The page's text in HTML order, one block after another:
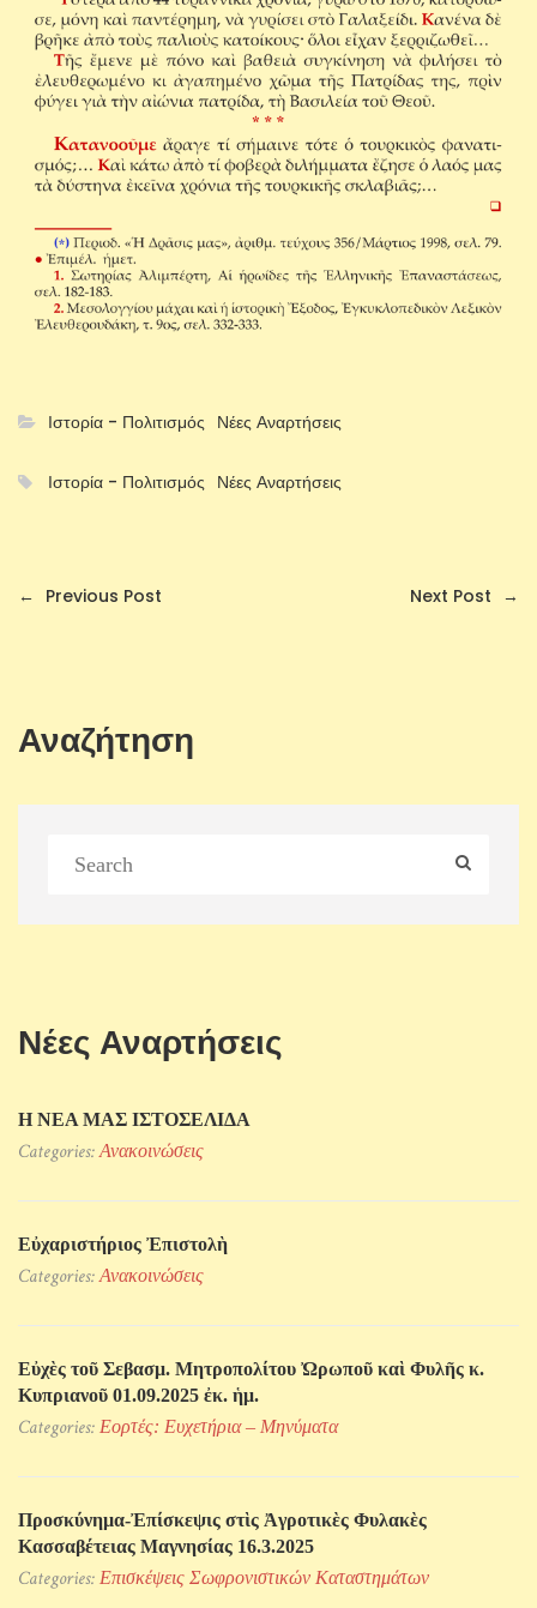
Ιστορία - Πολιτισμός Νέες Αναρτήσεις
Ιστορία - Πολιτισμός Νέες Αναρτήσεις
← Previous Post Next Post →
Αναζήτηση
Νέες Αναρτήσεις
Η ΝΕΑ ΜΑΣ ΙΣΤΟΣΕΛΙΔΑ
Categories:Ανακοινώσεις
Εὐχαριστήριος Ἐπιστολὴ
Categories:Ανακοινώσεις
Εὐχὲς τοῦ Σεβασμ. Μητροπολίτου Ὠρωποῦ καὶ Φυλῆς κ.
Κυπριανοῦ 01.09.2025 ἐκ. ἡμ.
Categories: Εορτές: Ευχετήρια – Μηνύματα
Προσκύνηµα-Ἐπίσκεψις στὶς Ἀγροτικὲς Φυλακὲς
Κασσαβέτειας Μαγνησίας 16.3.2025
Categories: Επισκέψεις Σωφρονιστικών Kαταστημάτων